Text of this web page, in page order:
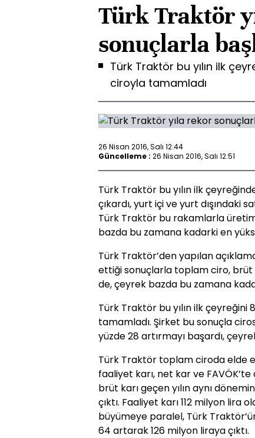
Türk Traktör
sonuçlarla
Türk Traktör bu yılın ilk
ciroyla tamamladı
26 Nisan 2016, Salı 12:44
Güncelleme : 26 Nisan 2016, Salı 12:51
Türk Traktör bu yılın ilk
çıkardı, yurt içi ve yurt dışındaki
Türk Traktör bu rakamlarla
bazda bu zamana kadarki en
Türk Traktör’den yapılan
ettiği sonuçlarla toplam ciro, brüt
de, çeyrek bazda bu zamana
Türk Traktör bu yılın ilk
tamamladı. Şirket bu sonuçla
yüzde 28 artırmayı başardı,
Türk Traktör toplam ciroda elde
faaliyet karı, net kar ve
brüt karı geçen yılın aynı
çıktı. Faaliyet karı 112 milyon
büyümeye paralel, Türk
64 artarak 126 milyon liraya çıktı.